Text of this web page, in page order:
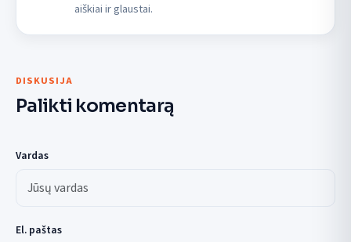
aiškiai ir glaustai.
DISKUSIJA
Palikti komentarą
Vardas
El. paštas